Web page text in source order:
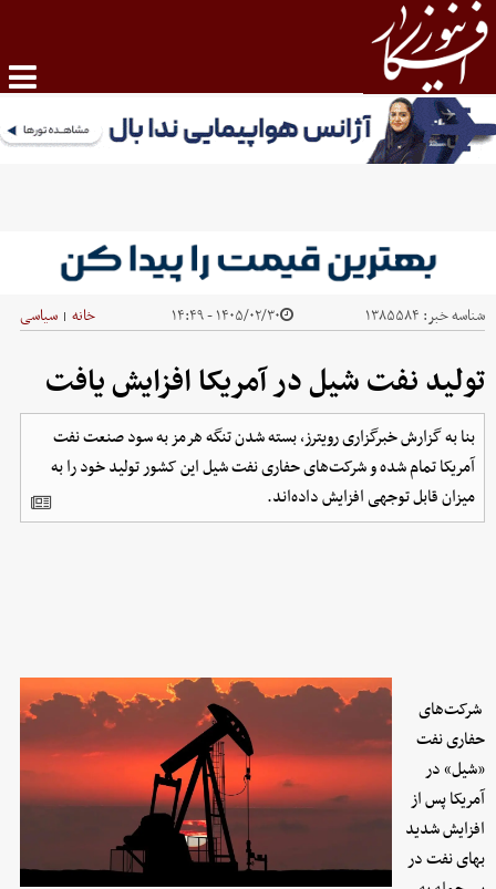
شناسه خبر: ۱۳۸۵۵۸۴ ۱۴۰۵/۰۲/۳۰ - ۱۴:۴۹ خانه | سیاسی
تولید نفت شیل در آمریکا افزایش یافت
بنا به گزارش خبرگزاری رویترز، بسته شدن تنگه هرمز به سود صنعت نفت
آمریکا تمام شده و شرکت‌های حفاری نفت شیل این کشور تولید خود را به
میزان قابل توجهی افزایش داده‌اند.
شرکت‌های
حفاری نفت
«شیل» در
آمریکا پس از
افزایش شدید
بهای نفت در